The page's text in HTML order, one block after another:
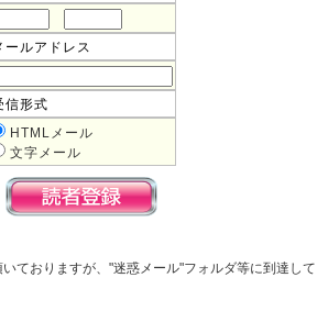
ールアドレス
信形式
HTMLメール
文字メール
ておりますが、"迷惑メール"フォルダ等に到達して